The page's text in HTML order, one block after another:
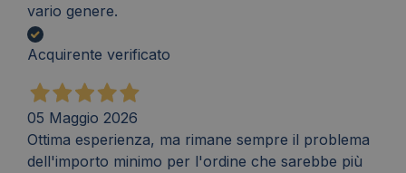
vario genere.
Acquirente verificato
05 Maggio 2026
Ottima esperienza, ma rimane sempre il problema
dell'importo minimo per l'ordine che sarebbe più